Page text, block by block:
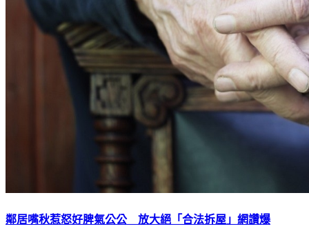
鄰居嘴秋惹怒好脾氣公公 放大絕「合法拆屋」網讚爆